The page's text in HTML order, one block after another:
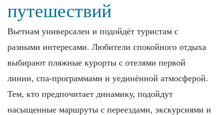
путешествий
Вьетнам универсален и подойдёт туристам с
разными интересами. Любители спокойного отдыха
выбирают пляжные курорты с отелями первой
линии, спа-программами и уединённой атмосферой.
Тем, кто предпочитает динамику, подойдут
насыщенные маршруты с переездами, экскурсиями и